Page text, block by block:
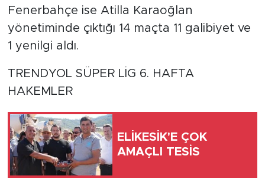
Fenerbahçe ise Atilla Karaoğlan
yönetiminde çıktığı 14 maçta 11 galibiyet ve
1 yenilgi aldı.
TRENDYOL SÜPER LİG 6. HAFTA
HAKEMLER
ELİKESİK'E ÇOK
AMAÇLI TESİS